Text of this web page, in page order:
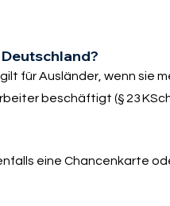
für Ausländer, wenn sie
beschäftigt (§ 23
eine Chancenkarte